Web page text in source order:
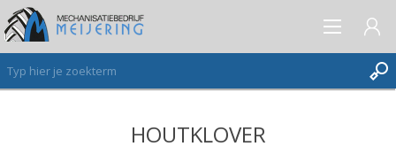
AANMELDEN ALS NIEUWE KLANTHOUTKLOVER